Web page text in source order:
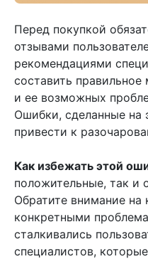
Перед покупкой
отзывами
рекомендациями
составить правильное
и ее возможных
Ошибки, сделанные на
привести к
Как избежать этой
положительные, так и
Обратите внимание на
конкретными
сталкивались
специалистов,